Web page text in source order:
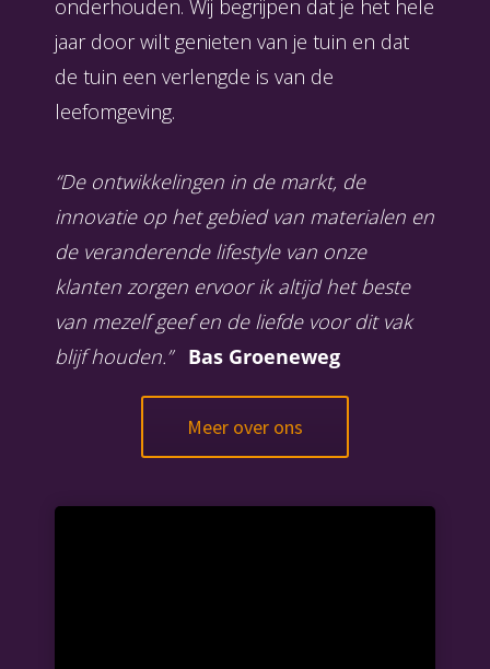
onderhouden. Wij begrijpen dat je het hele
jaar door wilt genieten van je tuin en dat
de tuin een verlengde is van de
leefomgeving.
“De ontwikkelingen in de markt, de
innovatie op het gebied van materialen en
de veranderende lifestyle van onze
klanten zorgen ervoor ik altijd het beste
van mezelf geef en de liefde voor dit vak
blijf houden.” Bas Groeneweg
Meer over ons